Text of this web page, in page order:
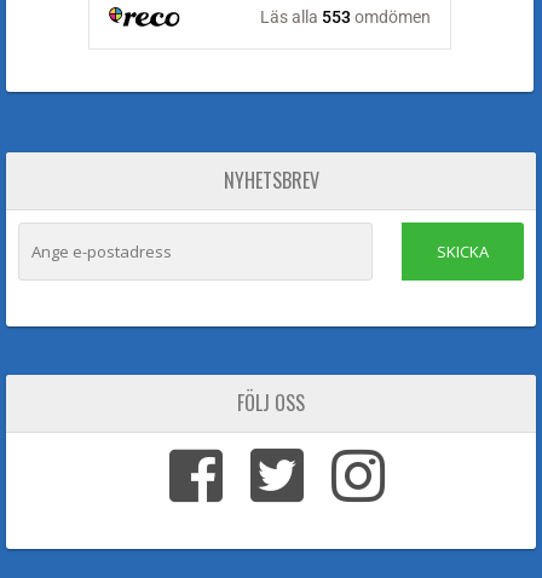
NYHETSBREV
SKICKA
FÖLJ OSS